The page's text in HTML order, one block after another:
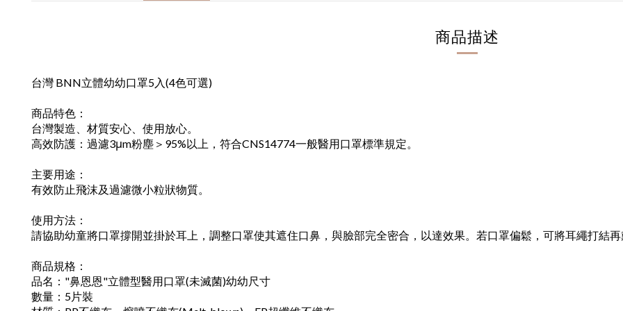
商品描述
台灣 BNN立體幼幼口罩5入(4色可選)
商品特色：
台灣製造、材質安心、使用放心。
高效防護：過濾3μm粉塵＞95%以上，符合CNS14774一般醫用口罩標準規定。
主要用途：
有效防止飛沫及過濾微小粒狀物質。
使用方法：
請協助幼童將口罩撐開並掛於耳上，調整口罩使其遮住口鼻，與臉部完全密合，以達效果。若口罩偏鬆，可將耳繩打結
商品規格：
品名："鼻恩恩"立體型醫用口罩(未滅菌)幼幼尺寸
數量：5片裝